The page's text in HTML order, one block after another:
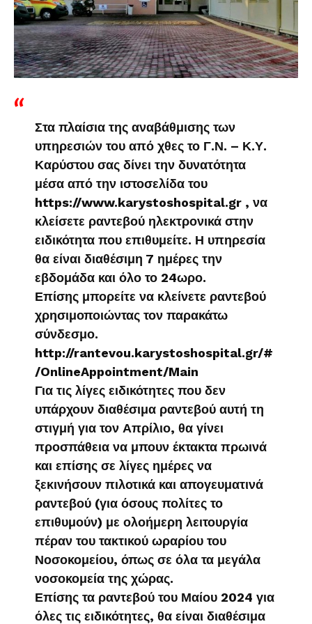
Στα πλαίσια της αναβάθμισης των
υπηρεσιών του από χθες το Γ.Ν. – Κ.Υ.
Καρύστου σας δίνει την δυνατότητα
μέσα από την ιστοσελίδα του
https://www.karystoshospital.gr , να
κλείσετε ραντεβού ηλεκτρονικά στην
ειδικότητα που επιθυμείτε. Η υπηρεσία
θα είναι διαθέσιμη 7 ημέρες την
εβδομάδα και όλο το 24ωρο.
Επίσης μπορείτε να κλείνετε ραντεβού
χρησιμοποιώντας τον παρακάτω
σύνδεσμο.
http://rantevou.karystoshospital.gr/#
/OnlineAppointment/Main
Για τις λίγες ειδικότητες που δεν
υπάρχουν διαθέσιμα ραντεβού αυτή τη
στιγμή για τον Απρίλιο, θα γίνει
προσπάθεια να μπουν έκτακτα πρωινά
και επίσης σε λίγες ημέρες να
ξεκινήσουν πιλοτικά και απογευματινά
ραντεβού (για όσους πολίτες το
επιθυμούν) με ολοήμερη λειτουργία
πέραν του τακτικού ωραρίου του
Νοσοκομείου, όπως σε όλα τα μεγάλα
νοσοκομεία της χώρας.
Επίσης τα ραντεβού του Μαίου 2024 για
όλες τις ειδικότητες, θα είναι διαθέσιμα